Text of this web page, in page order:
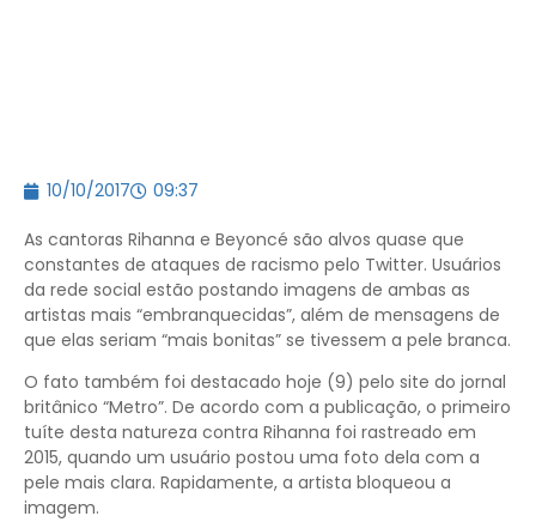
10/10/2017 09:37
As cantoras Rihanna e Beyoncé são alvos quase que
constantes de ataques de racismo pelo Twitter. Usuários
da rede social estão postando imagens de ambas as
artistas mais “embranquecidas”, além de mensagens de
que elas seriam “mais bonitas” se tivessem a pele branca.
O fato também foi destacado hoje (9) pelo site do jornal
britânico “Metro”. De acordo com a publicação, o primeiro
tuíte desta natureza contra Rihanna foi rastreado em
2015, quando um usuário postou uma foto dela com a
pele mais clara. Rapidamente, a artista bloqueou a
imagem.